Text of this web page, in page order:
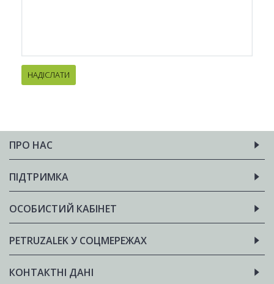
НАДІСЛАТИ
ПРО НАС
ПІДТРИМКА
ОСОБИСТИЙ КАБІНЕТ
PETRUZALEK У СОЦМЕРЕЖАХ
КОНТАКТНІ ДАНІ